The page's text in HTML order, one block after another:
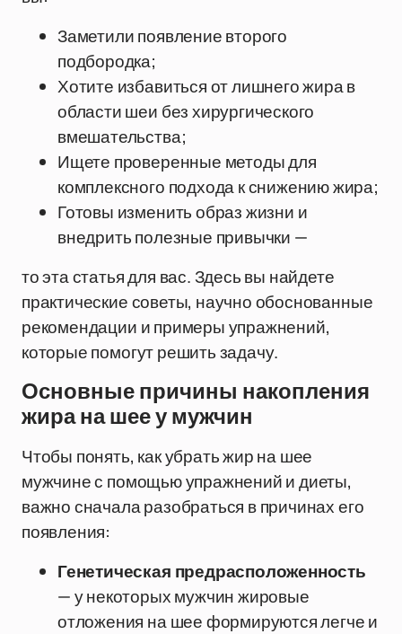
Заметили появление второго
подбородка;
Хотите избавиться от лишнего жира в
области шеи без хирургического
вмешательства;
Ищете проверенные методы для
комплексного подхода к снижению жира;
Готовы изменить образ жизни и
внедрить полезные привычки —
то эта статья для вас. Здесь вы найдете
практические советы, научно обоснованные
рекомендации и примеры упражнений,
которые помогут решить задачу.
Основные причины накопления
жира на шее у мужчин
Чтобы понять, как убрать жир на шее
мужчине с помощью упражнений и диеты,
важно сначала разобраться в причинах его
появления:
Генетическая предрасположенность
— у некоторых мужчин жировые
отложения на шее формируются легче и